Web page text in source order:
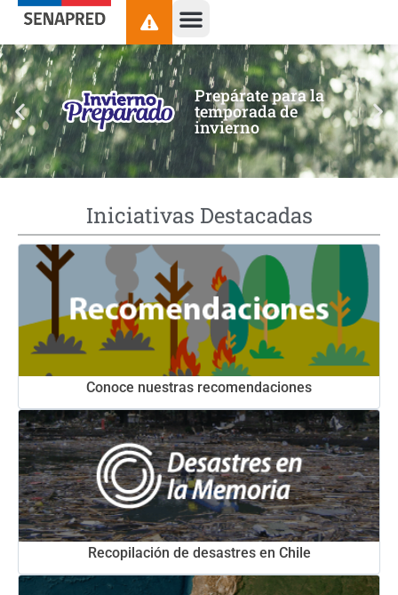
contenido
Prepárate para la
temporada de
invierno
Iniciativas Destacadas
Conoce nuestras recomendaciones
Recopilación de desastres en Chile